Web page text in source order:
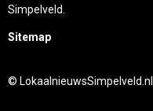
Simpelveld.
Sitemap
© LokaalnieuwsSimpelveld.nl